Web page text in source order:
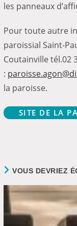
les panneaux
Pour toute autre
paroissial Saint-
Coutainville tél.02
:
la paroisse.
SITE DE LA
VOUS DEVRIEZ